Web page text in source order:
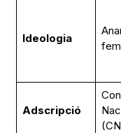
Ideologia
Adscripció